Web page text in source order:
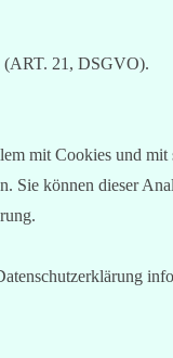
(ART. 21, DSGVO).
mit Cookies und
können dieser